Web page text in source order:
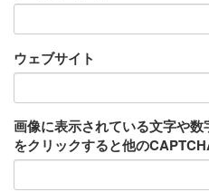
ウェブサイト
画像に表示されている文字や
をクリックすると他の